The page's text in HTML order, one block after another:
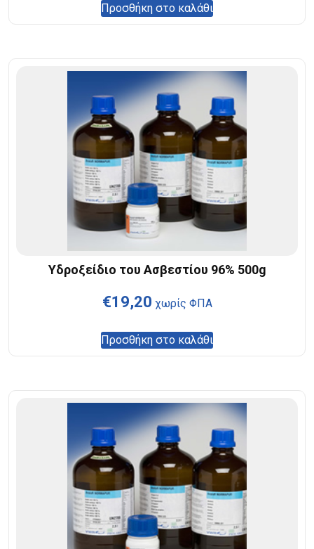
Προσθήκη στο καλάθι
Υδροξείδιο του Ασβεστίου 96% 500g
€19,20 χωρίς ΦΠΑ
Προσθήκη στο καλάθι